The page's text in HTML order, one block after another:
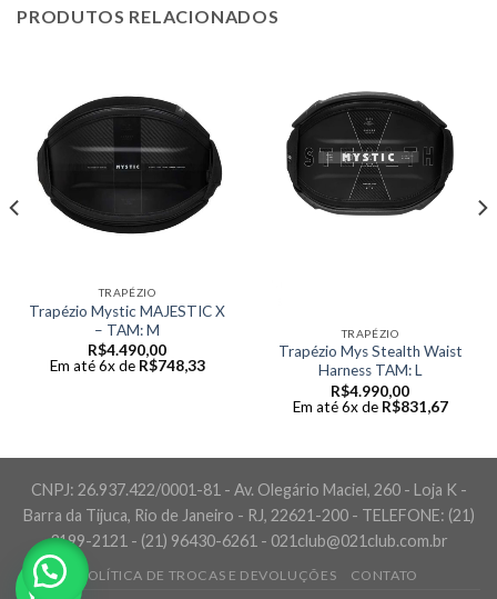
PRODUTOS RELACIONADOS
TRAPÉZIO
Trapézio Mystic MAJESTIC X
– TAM: M
R$4.490,00
Em até 6x de R$748,33
TRAPÉZIO
Trapézio Mys Stealth Waist
Harness TAM: L
R$4.990,00
Em até 6x de R$831,67
CNPJ: 26.937.422/0001-81 - Av. Olegário Maciel, 260 - Loja K -
Barra da Tijuca, Rio de Janeiro - RJ, 22621-200 - TELEFONE: (21)
3199-2121 - (21) 96430-6261 - 021club@021club.com.br
POLÍTICA DE TROCAS E DEVOLUÇÕES CONTATO